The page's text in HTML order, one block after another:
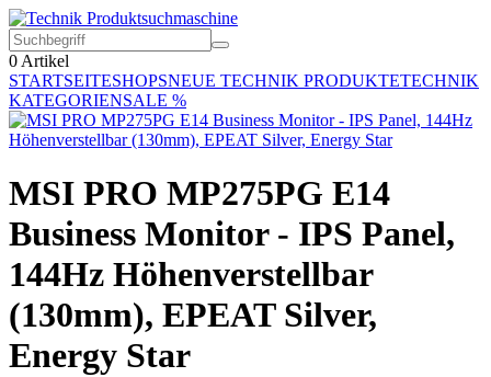
0 Artikel
STARTSEITESHOPSNEUE TECHNIK PRODUKTETECHNIK
KATEGORIENSALE %
MSI PRO MP275PG E14
Business Monitor - IPS Panel,
144Hz Höhenverstellbar
(130mm), EPEAT Silver,
Energy Star